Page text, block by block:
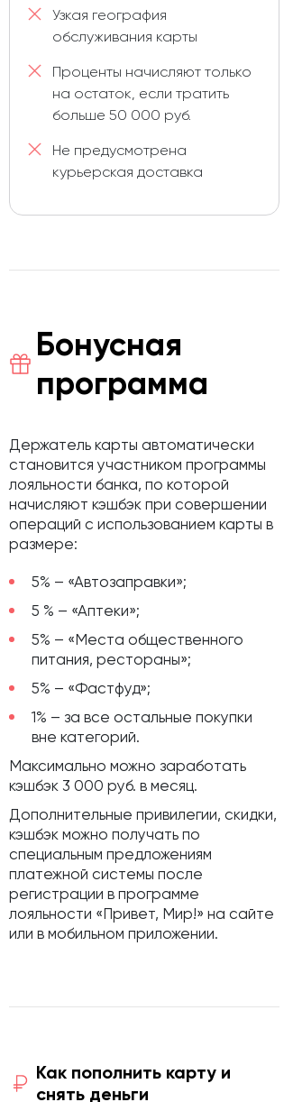
Узкая география
обслуживания карты
Проценты начисляют только
на остаток, если тратить
больше 50 000 руб.
Не предусмотрена
курьерская доставка
Бонусная
программа
Держатель карты автоматически
становится участником программы
лояльности банка, по которой
начисляют кэшбэк при совершении
операций с использованием карты в
размере:
5% – «Автозаправки»;
5 % – «Аптеки»;
5% – «Места общественного
питания, рестораны»;
5% – «Фастфуд»;
1% – за все остальные покупки
вне категорий.
Максимально можно заработать
кэшбэк 3 000 руб. в месяц.
Дополнительные привилегии, скидки,
кэшбэк можно получать по
специальным предложениям
платежной системы после
регистрации в программе
лояльности «Привет, Мир!» на сайте
или в мобильном приложении.
Как пополнить карту и
снять деньги